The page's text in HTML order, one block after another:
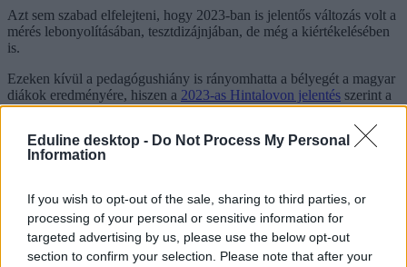
Eduline desktop - Do Not Process My Personal
Information
If you wish to opt-out of the sale, sharing to third parties, or
processing of your personal or sensitive information for
targeted advertising by us, please use the below opt-out
section to confirm your selection. Please note that after your
Azt sem szabad elfelejteni, hogy 2023-ban is jelentős változás volt a
mérés lebonyolításában, tesztdizájnjában, de még a kiértékelésében
is.
Ezeken kívül a pedagógushiány is rányomhatta a bélyegét a magyar
diákok eredményére, hiszen a 2023-as Hintalovon jelentés szerint a
matematika mellett, természettudományos szakos tanárt is nagyon
tanárhiány miatt abiológiaórákat a rajztanár kapta, de a Nobel-díjas
fizikus Krausz Ferenc egykori általános iskolájában sem volt
Ráadásul a természettudományos pedagógushiányt a közeljövőben a
pályakezdők sem enyhítik, hiszen béremelés ide vagy oda, az idei
felvételin sem tolonganak a jelentkezők például az osztatlan fizika-
vagy kémiatanári szakokon.